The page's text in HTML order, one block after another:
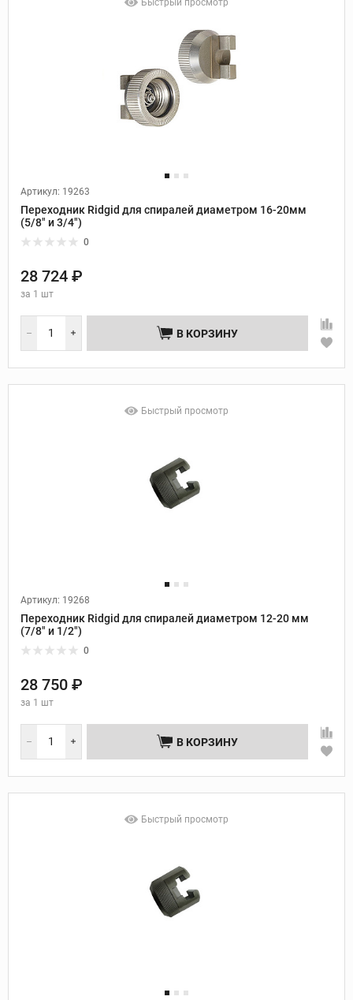
Быстрый просмотр
Артикул: 19263
Переходник Ridgid для спиралей диаметром 16-20мм
(5/8" и 3/4")
0
28 724 ₽
за 1 шт
В КОРЗИНУ
Быстрый просмотр
Артикул: 19268
Переходник Ridgid для спиралей диаметром 12-20 мм
(7/8" и 1/2")
0
28 750 ₽
за 1 шт
В КОРЗИНУ
Быстрый просмотр